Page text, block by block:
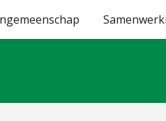
to navigation